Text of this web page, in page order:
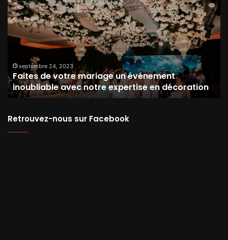
votre
mariage
un
événement
inoubliable
avec
notre
expertise
septembre 24, 2023
Faites de votre mariage un événement
inoubliable avec notre expertise en décoration
Retrouvez-nous sur Facebook